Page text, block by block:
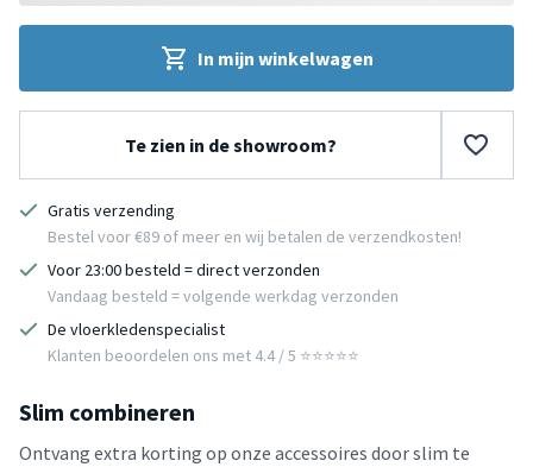
In mijn winkelwagen
Te zien in de showroom?
Gratis verzending
Bestel voor €89 of meer en wij betalen de verzendkosten!
Voor 23:00 besteld = direct verzonden
Vandaag besteld = volgende werkdag verzonden
De vloerkledenspecialist
Klanten beoordelen ons met 4.4 / 5 ⭐⭐⭐⭐⭐
Slim combineren
Ontvang extra korting op onze accessoires door slim te